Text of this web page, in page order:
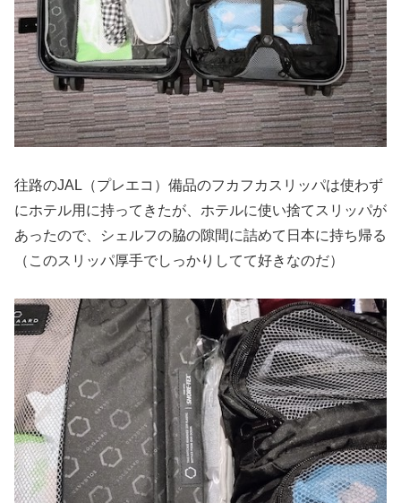
往路のJAL（プレエコ）備品のフカフカスリッパは使わず
にホテル用に持ってきたが、ホテルに使い捨てスリッパが
あったので、シェルフの脇の隙間に詰めて日本に持ち帰る
（このスリッパ厚手でしっかりしてて好きなのだ）